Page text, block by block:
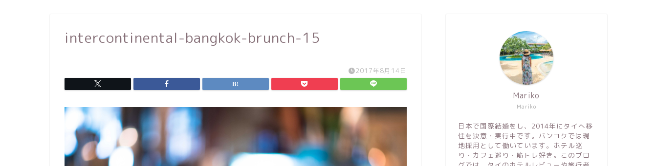
intercontinental-bangkok-brunch-15
2017年8月14日
Mariko
Mariko
日本で国際結婚をし、2014年にタイへ移
住を決意・実行中です。バンコクでは現
地採用として働いています。ホテル巡
り・カフェ巡り・筋トレ好き。このブロ